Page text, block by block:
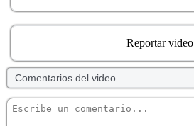
Reportar video
Comentarios del video